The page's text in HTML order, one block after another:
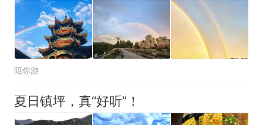
陪你游
夏日镇坪，真“好听”！